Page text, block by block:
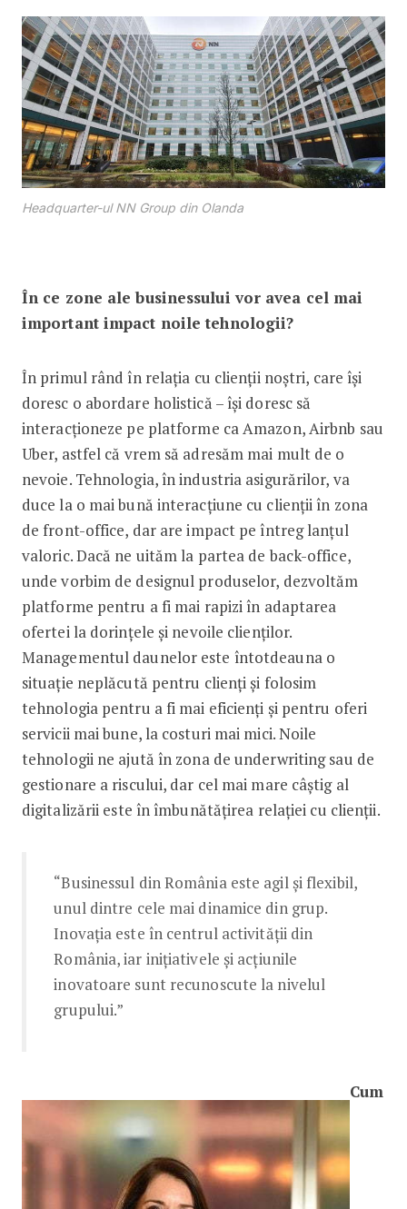
Headquarter-ul NN Group din Olanda
În ce zone ale businessului vor avea cel mai
important impact noile tehnologii?
În primul rând în relația cu clienții noștri, care își
doresc o abordare holistică – își doresc să
interacționeze pe platforme ca Amazon, Airbnb sau
Uber, astfel că vrem să adresăm mai mult de o
nevoie. Tehnologia, în industria asigurărilor, va
duce la o mai bună interacțiune cu clienții în zona
de front-office, dar are impact pe întreg lanțul
valoric. Dacă ne uităm la partea de back-office,
unde vorbim de designul produselor, dezvoltăm
platforme pentru a fi mai rapizi în adaptarea
ofertei la dorințele și nevoile clienților.
Managementul daunelor este întotdeauna o
situație neplăcută pentru clienți și folosim
tehnologia pentru a fi mai eficienți și pentru oferi
servicii mai bune, la costuri mai mici. Noile
tehnologii ne ajută în zona de underwriting sau de
gestionare a riscului, dar cel mai mare câștig al
digitalizării este în îmbunătățirea relației cu clienții.
“Businessul din România este agil și flexibil,
unul dintre cele mai dinamice din grup.
Inovația este în centrul activității din
România, iar inițiativele și acțiunile
inovatoare sunt recunoscute la nivelul
grupului.”
Cum